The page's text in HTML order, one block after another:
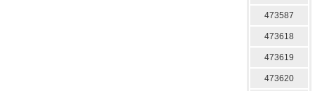
473587
473618
473619
473620